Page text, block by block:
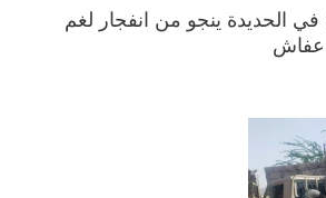
في الحديدة ينجو من انفجار لغم
عفاش